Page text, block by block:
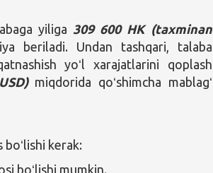
yiliga 309 600 HK (taxminan
beriladi. Undan tashqari, talaba
yoʻl xarajatlarini qoplash
miqdorida qoʻshimcha mablagʻ
kerak:
boʻlishi mumkin.